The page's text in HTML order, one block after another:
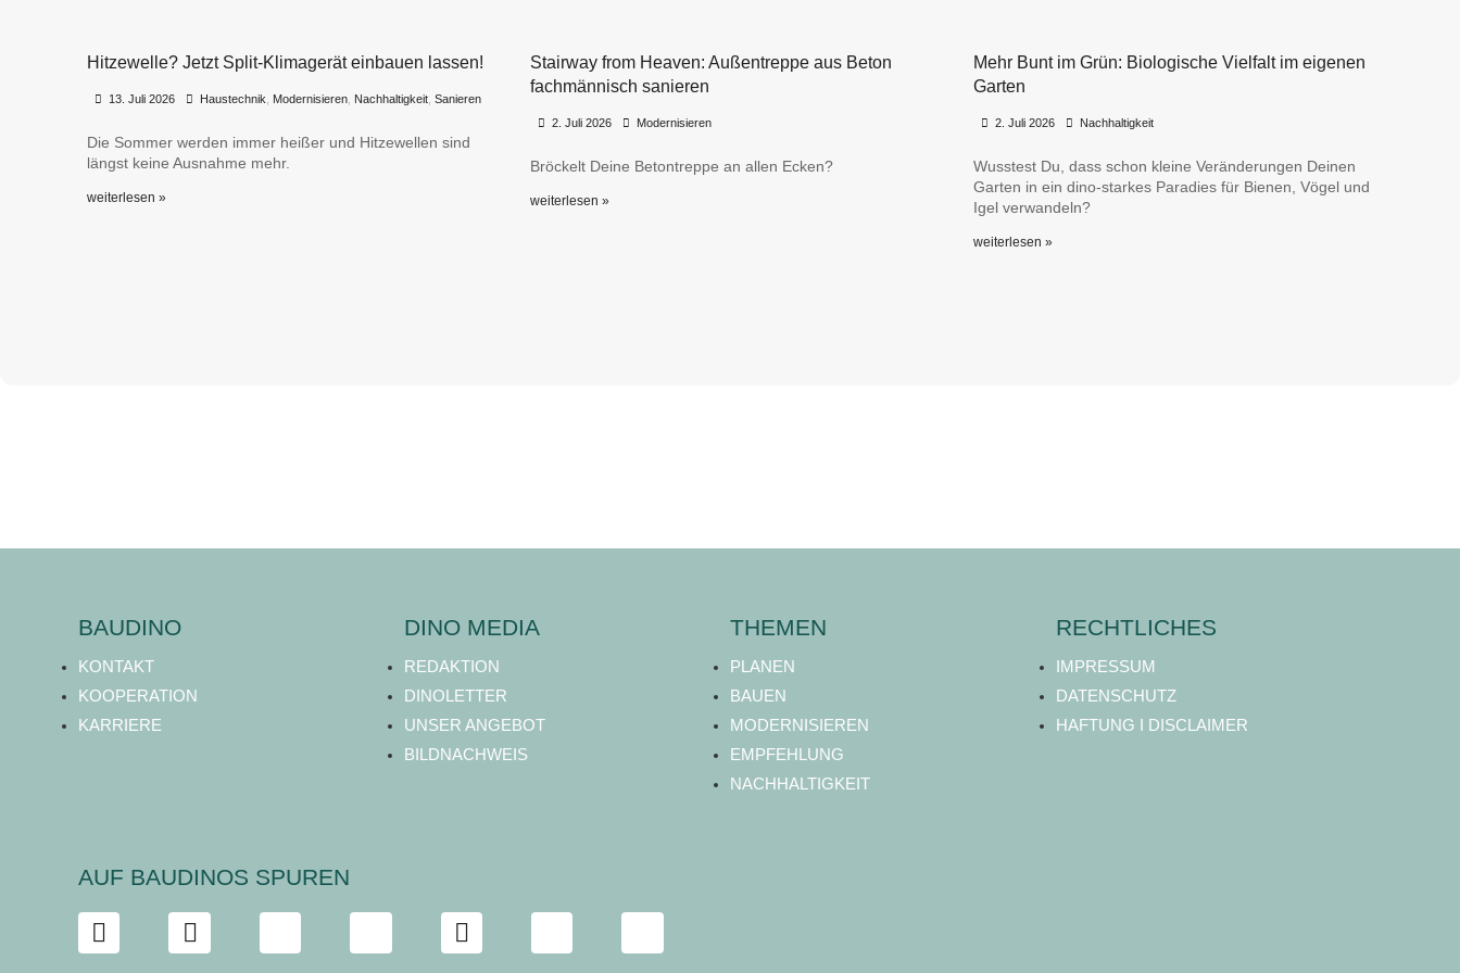
Hitzewelle? Jetzt Split-Klimagerät einbauen lassen!
13. Juli 2026 Haustechnik Modernisieren Nachhaltigkeit Sanieren
Die Sommer werden immer heißer und Hitzewellen sind
längst keine Ausnahme mehr.
weiterlesen »
Stairway from Heaven: Außentreppe aus Beton
fachmännisch sanieren
2. Juli 2026 Modernisieren
Bröckelt Deine Betontreppe an allen Ecken?
weiterlesen »
Mehr Bunt im Grün: Biologische Vielfalt im eigenen
Garten
2. Juli 2026 Nachhaltigkeit
Wusstest Du, dass schon kleine Veränderungen Deinen
Garten in ein dino-starkes Paradies für Bienen, Vögel und
Igel verwandeln?
weiterlesen »
BAUDINO
KONTAKT
KOOPERATION
KARRIERE
DINO MEDIA
REDAKTION
DINOLETTER
UNSER ANGEBOT
BILDNACHWEIS
THEMEN
PLANEN
BAUEN
MODERNISIEREN
EMPFEHLUNG
NACHHALTIGKEIT
RECHTLICHES
IMPRESSUM
DATENSCHUTZ
HAFTUNG I DISCLAIMER
AUF BAUDINOS SPUREN